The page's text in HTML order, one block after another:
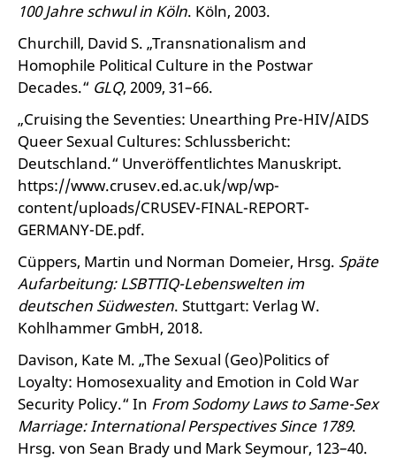
100 Jahre schwul in Köln. Köln, 2003.
Churchill, David S. „Transnationalism and
Homophile Political Culture in the Postwar
Decades.“ GLQ, 2009, 31–66.
„Cruising the Seventies: Unearthing Pre-HIV/AIDS
Queer Sexual Cultures: Schlussbericht:
Deutschland.“ Unveröffentlichtes Manuskript.
https://www.crusev.ed.ac.uk/wp/wp-
content/uploads/CRUSEV-FINAL-REPORT-
GERMANY-DE.pdf.
Cüppers, Martin und Norman Domeier, Hrsg. Späte
Aufarbeitung: LSBTTIQ-Lebenswelten im
deutschen Südwesten. Stuttgart: Verlag W.
Kohlhammer GmbH, 2018.
Davison, Kate M. „The Sexual (Geo)Politics of
Loyalty: Homosexuality and Emotion in Cold War
Security Policy.“ In From Sodomy Laws to Same-Sex
Marriage: International Perspectives Since 1789.
Hrsg. von Sean Brady und Mark Seymour, 123–40.